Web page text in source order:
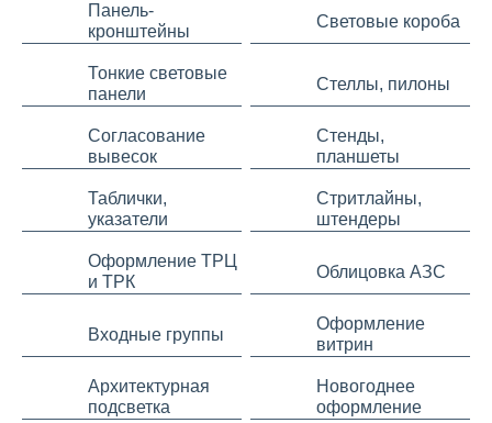
Панель-
кронштейны
Световые короба
Тонкие световые
панели
Стеллы, пилоны
Согласование
вывесок
Стенды,
планшеты
Таблички,
указатели
Стритлайны,
штендеры
Оформление ТРЦ
и ТРК
Облицовка АЗС
Входные группы
Оформление
витрин
Архитектурная
подсветка
Новогоднее
оформление